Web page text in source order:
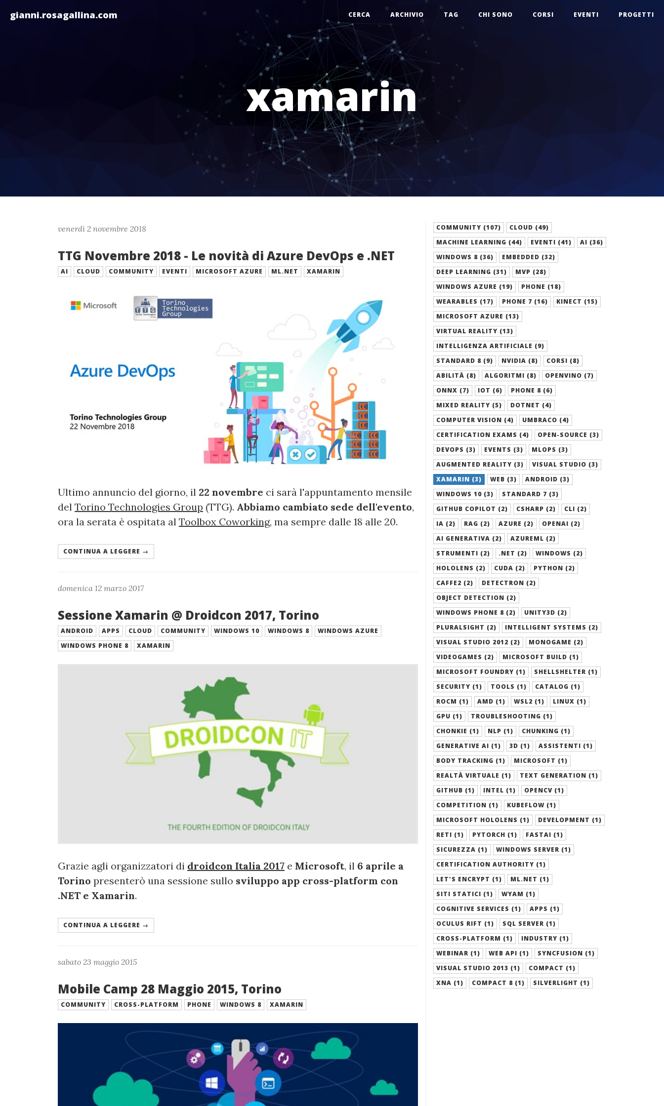
gianni.rosagallina.com CERCA ARCHIVIO TAG CHI SONO CORSI EVENTI PROGETTI
xamarin
venerdì 2 novembre 2018
TTG Novembre 2018 - Le novità di Azure DevOps e .NET
AI CLOUD COMMUNITY EVENTI MICROSOFT AZURE ML.NET XAMARIN
Ultimo annuncio del giorno, il 22 novembre ci sarà l'appuntamento mensile
del Torino Technologies Group (TTG). Abbiamo cambiato sede dell'evento,
ora la serata è ospitata al Toolbox Coworking, ma sempre dalle 18 alle 20.
CONTINUA A LEGGERE →
domenica 12 marzo 2017
Sessione Xamarin @ Droidcon 2017, Torino
ANDROID APPS CLOUD COMMUNITY WINDOWS 10 WINDOWS 8
WINDOWS AZURE
WINDOWS PHONE 8
XAMARIN
Grazie agli organizzatori di droidcon Italia 2017 e Microsoft, il 6 aprile a
Torino presenterò una sessione sullo sviluppo app cross-platform con
.NET e Xamarin.
CONTINUA A LEGGERE →
sabato 23 maggio 2015
Mobile Camp 28 Maggio 2015, Torino
COMMUNITY CROSS-PLATFORM PHONE WINDOWS 8 XAMARIN
COMMUNITY (107)
CLOUD (49)
MACHINE LEARNING (44)
EVENTI (41)
AI (36)
WINDOWS 8 (36)
EMBEDDED (32)
DEEP LEARNING (31)
MVP (28)
WINDOWS AZURE (19)
PHONE (18)
WEARABLES (17)
PHONE 7 (16)
KINECT (15)
MICROSOFT AZURE (13)
VIRTUAL REALITY (13)
INTELLIGENZA ARTIFICIALE (9)
STANDARD 8 (9)
NVIDIA (8)
CORSI (8)
ABILITÀ (8)
ALGORITMI (8)
OPENVINO (7)
ONNX (7)
IOT (6)
PHONE 8 (6)
MIXED REALITY (5)
DOTNET (4)
COMPUTER VISION (4)
UMBRACO (4)
CERTIFICATION EXAMS (4)
OPEN-SOURCE (3)
DEVOPS (3)
EVENTS (3)
MLOPS (3)
AUGMENTED REALITY (3)
VISUAL STUDIO (3)
XAMARIN (3)
WEB (3)
ANDROID (3)
WINDOWS 10 (3)
STANDARD 7 (3)
GITHUB COPILOT (2)
CSHARP (2)
CLI (2)
IA (2)
RAG (2) AZURE (2)
OPENAI (2)
AI GENERATIVA (2)
AZUREML (2)
STRUMENTI (2)
.NET (2)
WINDOWS (2)
HOLOLENS (2)
CUDA (2)
PYTHON (2)
CAFFE2 (2)
DETECTRON (2)
OBJECT DETECTION (2)
WINDOWS PHONE 8 (2)
UNITY3D (2)
PLURALSIGHT (2)
INTELLIGENT SYSTEMS (2)
VISUAL STUDIO 2012 (2)
MONOGAME (2)
VIDEOGAMES (2)
MICROSOFT BUILD (1)
MICROSOFT FOUNDRY (1)
SHELLSHELTER (1)
SECURITY (1)
TOOLS (1)
CATALOG (1)
ROCM (1)
AMD (1) WSL2 (1)
LINUX (1)
GPU (1)
TROUBLESHOOTING (1)
CHONKIE (1)
NLP (1)
CHUNKING (1)
GENERATIVE AI (1)
3D (1)
ASSISTENTI (1)
BODY TRACKING (1)
MICROSOFT (1)
REALTÀ VIRTUALE (1)
TEXT GENERATION (1)
GITHUB (1)
INTEL (1)
OPENCV (1)
COMPETITION (1)
KUBEFLOW (1)
MICROSOFT HOLOLENS (1)
DEVELOPMENT (1)
RETI (1)
PYTORCH (1)
FASTAI (1)
SICUREZZA (1)
WINDOWS SERVER (1)
CERTIFICATION AUTHORITY (1)
LET'S ENCRYPT (1)
ML.NET (1)
SITI STATICI (1)
WYAM (1)
COGNITIVE SERVICES (1)
APPS (1)
OCULUS RIFT (1)
SQL SERVER (1)
CROSS-PLATFORM (1)
INDUSTRY (1)
WEBINAR (1)
WEB API (1)
SYNCFUSION (1)
VISUAL STUDIO 2013 (1)
COMPACT (1)
XNA (1)
COMPACT 8 (1) SILVERLIGHT (1)